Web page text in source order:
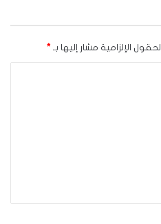
الحقول الإلزامية مشار إليها بـ *